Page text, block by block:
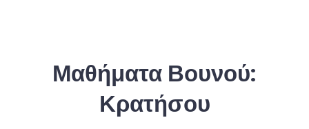
Μαθήματα Βουνού:
Κρατήσου